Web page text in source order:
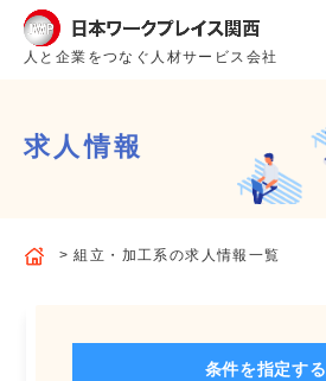
人と企業をつなぐ人材サービス会社
ホーム
求人情報
組立・加工系の求人情報一覧
条件を指定する